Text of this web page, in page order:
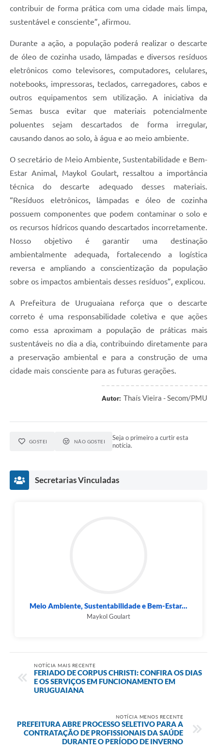
Termos de Uso & Política de Privacidade
contribuir de forma prática com uma cidade mais limpa,
sustentável e consciente”, afirmou.
Durante a ação, a população poderá realizar o descarte
de óleo de cozinha usado, lâmpadas e diversos resíduos
eletrônicos como televisores, computadores, celulares,
notebooks, impressoras, teclados, carregadores, cabos e
outros equipamentos sem utilização. A iniciativa da
Semas busca evitar que materiais potencialmente
poluentes sejam descartados de forma irregular,
causando danos ao solo, à água e ao meio ambiente.
O secretário de Meio Ambiente, Sustentabilidade e Bem-
Estar Animal, Maykol Goulart, ressaltou a importância
técnica do descarte adequado desses materiais.
“Resíduos eletrônicos, lâmpadas e óleo de cozinha
possuem componentes que podem contaminar o solo e
os recursos hídricos quando descartados incorretamente.
Nosso objetivo é garantir uma destinação
ambientalmente adequada, fortalecendo a logística
reversa e ampliando a conscientização da população
sobre os impactos ambientais desses resíduos”, explicou.
A Prefeitura de Uruguaiana reforça que o descarte
correto é uma responsabilidade coletiva e que ações
como essa aproximam a população de práticas mais
sustentáveis no dia a dia, contribuindo diretamente para
a preservação ambiental e para a construção de uma
cidade mais consciente para as futuras gerações.
Autor: Thaís Vieira - Secom/PMU
GOSTEI NÃO GOSTEI
Seja o primeiro a curtir esta
notícia.
Secretarias Vinculadas
Meio Ambiente, Sustentabilidade e Bem-Estar...
Maykol Goulart
NOTÍCIA MAIS RECENTE
FERIADO DE CORPUS CHRISTI: CONFIRA OS DIAS
E OS SERVIÇOS EM FUNCIONAMENTO EM
URUGUAIANA
NOTÍCIA MENOS RECENTE
PREFEITURA ABRE PROCESSO SELETIVO PARA A
CONTRATAÇÃO DE PROFISSIONAIS DA SAÚDE
DURANTE O PERÍODO DE INVERNO